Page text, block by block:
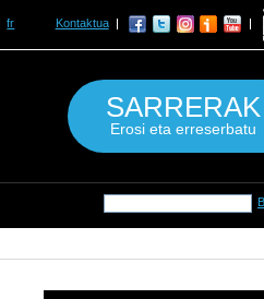
fr Kontaktua
SARRERAK
Erosi eta erreserbatu